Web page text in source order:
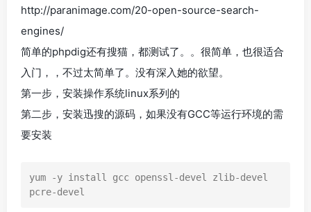
http://paranimage.com/20-open-source-search-
engines/
简单的phpdig还有搜猫，都测试了。。很简单，也很适合
入门，，不过太简单了。没有深入她的欲望。
第一步，安装操作系统linux系列的
第二步，安装迅搜的源码，如果没有GCC等运行环境的需
要安装
yum -y install gcc openssl-devel zlib-devel